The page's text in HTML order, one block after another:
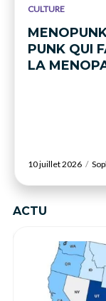
CULTURE
PUNK QUI
LA
10 juillet 2026
ACTU